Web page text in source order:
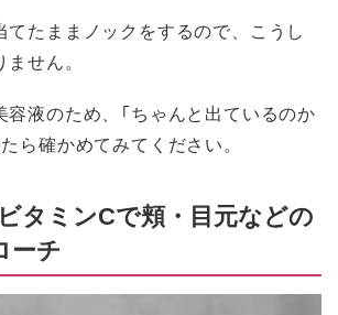
てたままノックをするので、こうし
せん。
液のため、「ちゃんと出ているのか
ら確かめてみてください。
タミンCで頬・目元などの
ーチ